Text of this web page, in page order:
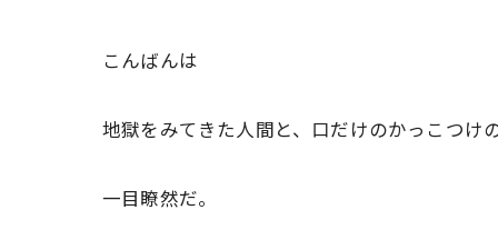
こんばんは
地獄をみてきた人間と、口だけのかっこつけ
一目瞭然だ。